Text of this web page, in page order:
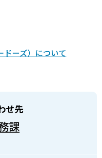
ドーズ）について
せ先
課